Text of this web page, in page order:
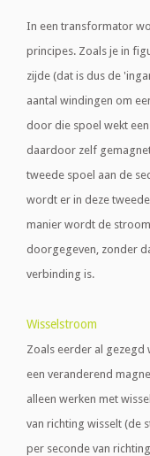
In een transformator
principes. Zoals je in
zijde (dat is dus de
aantal windingen om
door die spoel wekt
daardoor zelf
tweede spoel aan de
wordt er in deze
manier wordt de
doorgegeven, zonder
verbinding is.
Wisselstroom
Zoals eerder al
een veranderend
alleen werken met
van richting wisselt (de
per seconde van